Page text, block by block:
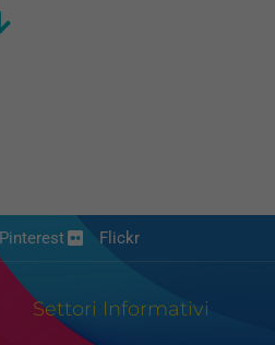
Pinterest Flickr
Settori Informativi